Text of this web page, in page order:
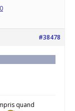
#38478
quand